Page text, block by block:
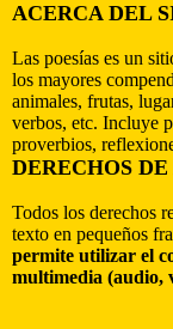
ACERCA DEL
Las poesías es un
los mayores
animales, frutas,
verbos, etc. Incluye
proverbios,
DERECHOS
Todos los derechos
texto en pequeños
permite utilizar el
multimedia (audio,